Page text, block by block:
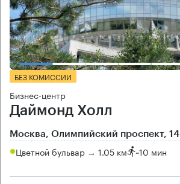
БЕЗ КОМИССИИ
Бизнес-центр
Даймонд Холл
Москва, Олимпийский проспект, 14
Цветной бульвар → 1.05 км ~10 мин